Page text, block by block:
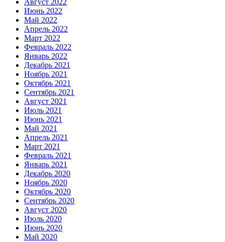
Август 2022
Июнь 2022
Май 2022
Апрель 2022
Март 2022
Февраль 2022
Январь 2022
Декабрь 2021
Ноябрь 2021
Октябрь 2021
Сентябрь 2021
Август 2021
Июль 2021
Июнь 2021
Май 2021
Апрель 2021
Март 2021
Февраль 2021
Январь 2021
Декабрь 2020
Ноябрь 2020
Октябрь 2020
Сентябрь 2020
Август 2020
Июль 2020
Июнь 2020
Май 2020